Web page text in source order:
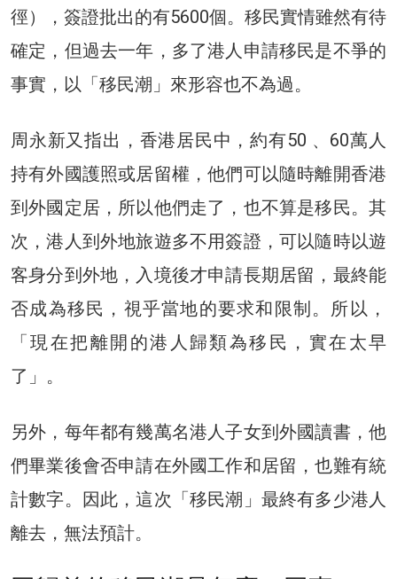
徑），簽證批出的有5600個。移民實情雖然有待
確定，但過去一年，多了港人申請移民是不爭的
事實，以「移民潮」來形容也不為過。
周永新又指出，香港居民中，約有50 、60萬人
持有外國護照或居留權，他們可以隨時離開香港
到外國定居，所以他們走了，也不算是移民。其
次，港人到外地旅遊多不用簽證，可以隨時以遊
客身分到外地，入境後才申請長期居留，最終能
否成為移民，視乎當地的要求和限制。所以，
「現在把離開的港人歸類為移民，實在太早
了」。
另外，每年都有幾萬名港人子女到外國讀書，他
們畢業後會否申請在外國工作和居留，也難有統
計數字。因此，這次「移民潮」最終有多少港人
離去，無法預計。